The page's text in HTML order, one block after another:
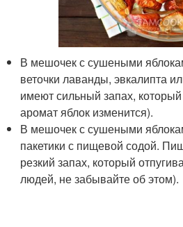
В мешочек с сушеными
веточки лаванды, эвкалипта
имеют сильный запах,
аромат яблок изменится).
В мешочек с сушеными
пакетики с пищевой содой.
резкий запах, который
людей, не забывайте об этом).